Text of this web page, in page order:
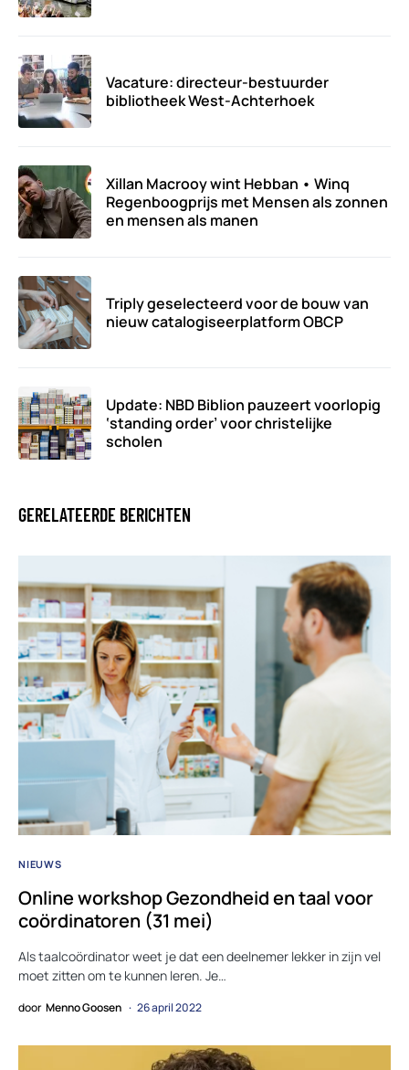
Vacature: directeur-bestuurder
bibliotheek West-Achterhoek
Xillan Macrooy wint Hebban • Winq
Regenboogprijs met Mensen als zonnen
en mensen als manen
Triply geselecteerd voor de bouw van
nieuw catalogiseerplatform OBCP
Update: NBD Biblion pauzeert voorlopig
‘standing order’ voor christelijke
scholen
GERELATEERDE BERICHTEN
NIEUWS
Online workshop Gezondheid en taal voor
coördinatoren (31 mei)
Als taalcoördinator weet je dat een deelnemer lekker in zijn vel
moet zitten om te kunnen leren. Je…
door Menno Goosen 26 april 2022